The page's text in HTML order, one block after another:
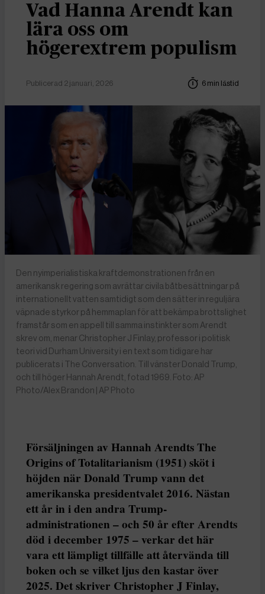
Vad Hanna Arendt kan
lära oss om
högerextrem populism
Publicerad 2 januari, 2026 6 min lästid
Den nyimperialistiska kraftdemonstrationen från en
amerikansk regering som avrättar civila båtbesättningar på
internationellt vatten samtidigt som den sätter in reguljära
väpnade styrkor på hemmaplan för att bekämpa brottslighet
framstår som en appell till samma instinkter som Arendt
skrev om, menar Christopher J Finlay, professor i politisk
teori vid Durham University i en text som tidigare har
publicerats i The Conversation. Till vänster Donald Trump,
och till höger Hannah Arendt, fotad 1969. Foto: AP
Photo/Alex Brandon | AP Photo
Försäljningen av Hannah Arendts The
Origins of Totalitarianism (1951) sköt i
höjden när Donald Trump vann det
amerikanska presidentvalet 2016. Nästan
ett år in i den andra Trump-
administrationen – och 50 år efter Arendts
död i december 1975 – verkar det här
vara ett lämpligt tillfälle att återvända till
boken och se vilket ljus den kastar över
2025. Det skriver Christopher J Finlay,